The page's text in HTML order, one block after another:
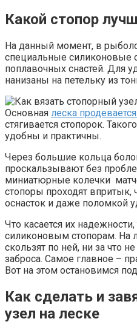
Какой стопор
На данный момент, в
специальные силиконовые
поплавочных снастей. Для
нанизаны на петельку из
Основная леска
стягивается стопорок.
удобны и практичны.
Через большие кольца
проскальзывают без
миниатюрные колечки
стопоры проходят впритык,
оснасток и даже поломкой
Что касается их
силиконовым стопорам. На
скользят по ней, ни за что
заброса. Самое главное –
Вот на этом остановимся
Как сделать и
узел на леске